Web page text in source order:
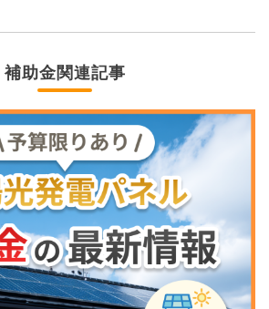
補助金関連記事